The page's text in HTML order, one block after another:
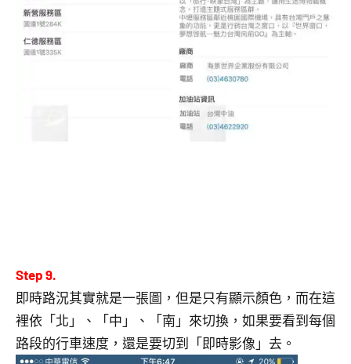
Step 9.
即時路況其實就是一張圖，但是只有顯示顏色，而在這
裡依「北」、「中」、「南」來切換，如果要看到每個
路段的行車速度，還是要切到「即時影像」去。